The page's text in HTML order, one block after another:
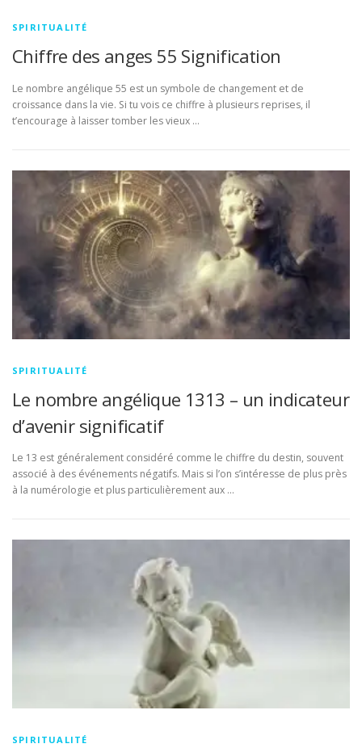
SPIRITUALITÉ
Chiffre des anges 55 Signification
Le nombre angélique 55 est un symbole de changement et de
croissance dans la vie. Si tu vois ce chiffre à plusieurs reprises, il
t’encourage à laisser tomber les vieux …
SPIRITUALITÉ
Le nombre angélique 1313 – un indicateur
d’avenir significatif
Le 13 est généralement considéré comme le chiffre du destin, souvent
associé à des événements négatifs. Mais si l’on s’intéresse de plus près
à la numérologie et plus particulièrement aux …
SPIRITUALITÉ